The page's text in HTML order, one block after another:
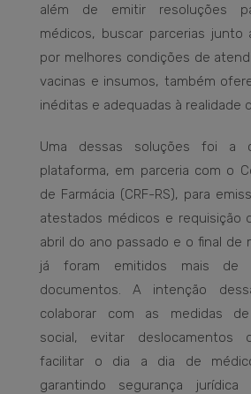
além de emitir resoluções
médicos, buscar parcerias junto
por melhores condições de
vacinas e insumos, também
inéditas e adequadas à realidade
Uma dessas soluções foi a
plataforma, em parceria com o
de Farmácia (CRF-RS), para
atestados médicos e requisição
abril do ano passado e o final de
já foram emitidos mais de
documentos. A intenção
colaborar com as medidas de
social, evitar deslocamentos
facilitar o dia a dia de
garantindo segurança